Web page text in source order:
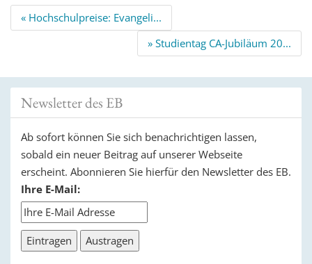
Beitrags
Navigation
« Hochschulpreise: Evangeli...
» Studientag CA-Jubiläum 20...
Newsletter des EB
Ab sofort können Sie sich benachrichtigen lassen,
sobald ein neuer Beitrag auf unserer Webseite
erscheint. Abonnieren Sie hierfür den Newsletter des EB.
Ihre E-Mail: